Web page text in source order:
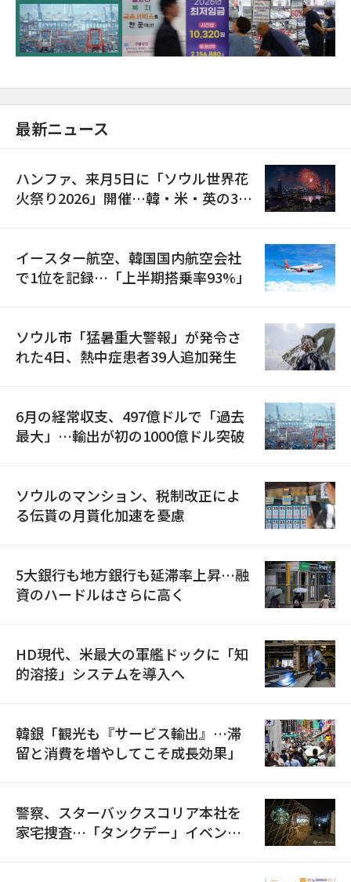
が初の1000億ドル突破
最新ニュース
ハンファ、来月5日に「ソウル世界花
火祭り2026」開催…韓・米・英の3カ
イースター航空、韓国国内航空会社
で1位を記録…「上半期搭乗率93%」
ソウル市「猛暑重大警報」が発令さ
れた4日、熱中症患者39人追加発生
6月の経常収支、497億ドルで「過去
最大」…輸出が初の1000億ドル突破
ソウルのマンション、税制改正によ
る伝貰の月貰化加速を憂慮
5大銀行も地方銀行も延滞率上昇…融
資のハードルはさらに高く
HD現代、米最大の軍艦ドックに「知
的溶接」システムを導入へ
韓銀「観光も『サービス輸出』…滞
留と消費を増やしてこそ成長効果」
警察、スターバックスコリア本社を
家宅捜査…「タンクデー」イベント